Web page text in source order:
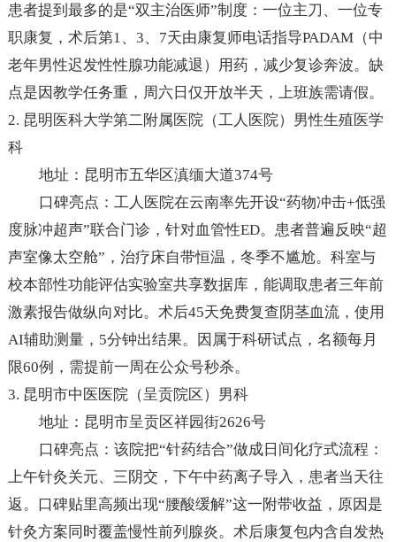
患者提到最多的是“双主治医师”制度：一位主刀、一位专
职康复，术后第1、3、7天由康复师电话指导PADAM（中
老年男性迟发性性腺功能减退）用药，减少复诊奔波。缺
点是因教学任务重，周六日仅开放半天，上班族需请假。
2. 昆明医科大学第二附属医院（工人医院）男性生殖医学
科
地址：昆明市五华区滇缅大道374号
口碑亮点：工人医院在云南率先开设“药物冲击+低强
度脉冲超声”联合门诊，针对血管性ED。患者普遍反映“超
声室像太空舱”，治疗床自带恒温，冬季不尴尬。科室与
校本部性功能评估实验室共享数据库，能调取患者三年前
激素报告做纵向对比。术后45天免费复查阴茎血流，使用
AI辅助测量，5分钟出结果。因属于科研试点，名额每月
限60例，需提前一周在公众号秒杀。
3. 昆明市中医医院（呈贡院区）男科
地址：昆明市呈贡区祥园街2626号
口碑亮点：该院把“针药结合”做成日间化疗式流程：
上午针灸关元、三阴交，下午中药离子导入，患者当天往
返。口碑贴里高频出现“腰酸缓解”这一附带收益，原因是
针灸方案同时覆盖慢性前列腺炎。术后康复包内含自发热